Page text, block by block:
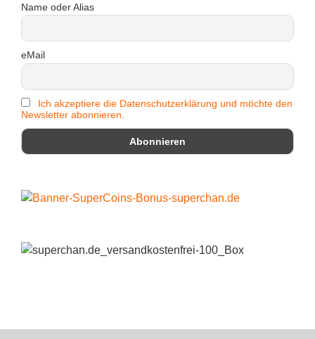
Name oder Alias
eMail
Ich akzeptiere die Datenschutzerklärung und möchte den
Newsletter abonnieren.